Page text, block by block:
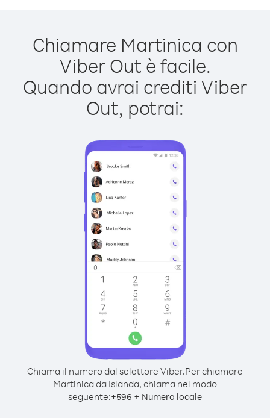
Chiamare Martinica con
Viber Out è facile.
Quando avrai crediti Viber
Out, potrai:
Chiama il numero dal selettore Viber.Per chiamare
Martinica da Islanda, chiama nel modo
seguente:+596 + Numero locale